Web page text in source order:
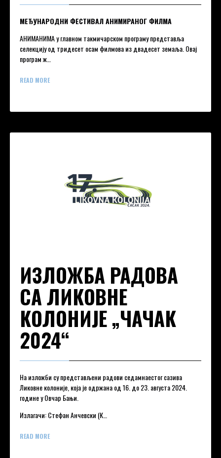
МЕЂУНАРОДНИ ФЕСТИВАЛ АНИМИРАНОГ ФИЛМА
АНИМАНИМА у главном такмичарском програму представља
селекцију од тридесет осам филмова из двадесет земаља. Овај
програм ж…
READ MORE
ИЗЛОЖБА РАДОВА
СА ЛИКОВНЕ
КОЛОНИЈЕ „ЧАЧАК
2024“
На изложби су представљени радови седамнаестог сазива
Ликовне колоније, која је одржана од 16. до 23. августа 2024.
године у Овчар Бањи.
Излагачи: Стефан Анчевски (К…
READ MORE